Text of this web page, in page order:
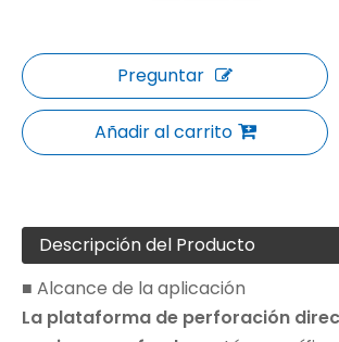
Preguntar
Añadir al carrito
Descripción del Producto
■ Alcance de la aplicación
La plataforma de perforación